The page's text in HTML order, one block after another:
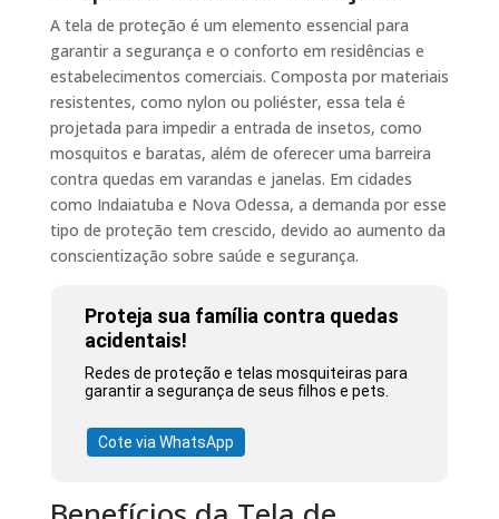
A tela de proteção é um elemento essencial para
garantir a segurança e o conforto em residências e
estabelecimentos comerciais. Composta por materiais
resistentes, como nylon ou poliéster, essa tela é
projetada para impedir a entrada de insetos, como
mosquitos e baratas, além de oferecer uma barreira
contra quedas em varandas e janelas. Em cidades
como Indaiatuba e Nova Odessa, a demanda por esse
tipo de proteção tem crescido, devido ao aumento da
conscientização sobre saúde e segurança.
Proteja sua família contra quedas
acidentais!
Redes de proteção e telas mosquiteiras para
garantir a segurança de seus filhos e pets.
Cote via WhatsApp